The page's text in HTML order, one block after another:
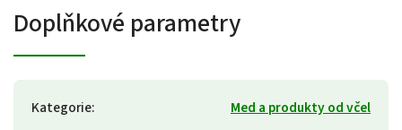
Doplňkové parametry
Kategorie:
Med a produkty od včel